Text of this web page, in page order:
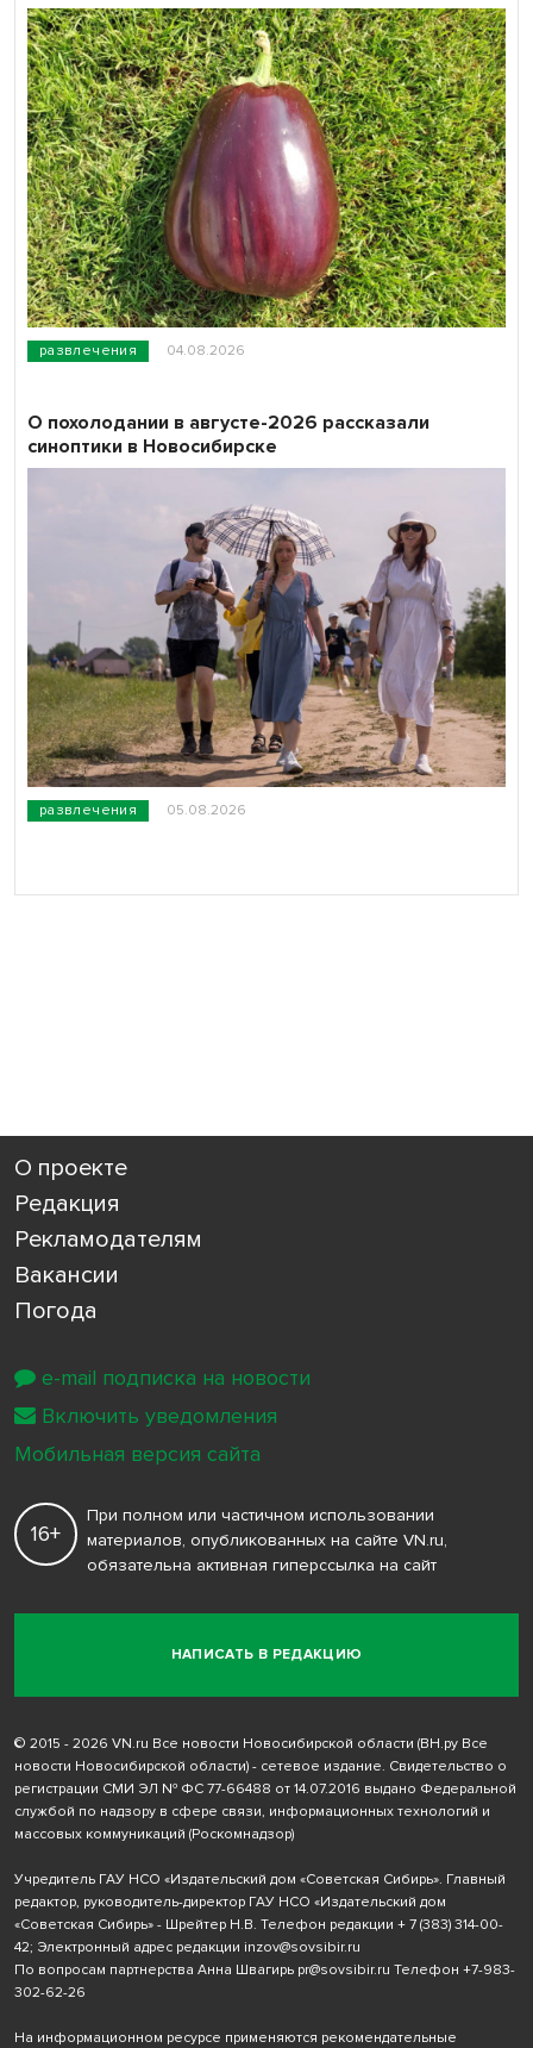
развлечения 04.08.2026
развлечения 05.08.2026
О похолодании в августе-2026 рассказали
синоптики в Новосибирске
О проекте
Редакция
Рекламодателям
Вакансии
Погода
НАПИСАТЬ В РЕДАКЦИЮ
16+
При полном или частичном использовании
материалов, опубликованных на сайте VN.ru,
обязательна активная гиперссылка на сайт
© 2015 - 2026 VN.ru Все новости Новосибирской области (ВН.ру Все
новости Новосибирской области) - сетевое издание. Свидетельство о
регистрации СМИ ЭЛ № ФС 77-66488 от 14.07.2016 выдано Федеральной
службой по надзору в сфере связи, информационных технологий и
массовых коммуникаций (Роскомнадзор)
Учредитель ГАУ НСО «Издательский дом «Советская Сибирь». Главный
редактор, руководитель-директор ГАУ НСО «Издательский дом
«Советская Сибирь» - Шрейтер Н.В. Телефон редакции + 7 (383) 314-00-
42; Электронный адрес редакции inzov@sovsibir.ru
По вопросам партнерства Анна Швагирь pr@sovsibir.ru Телефон +7-983-
302-62-26
На информационном ресурсе применяются рекомендательные
e-mail подписка на новости
Включить уведомления
Мобильная версия сайта